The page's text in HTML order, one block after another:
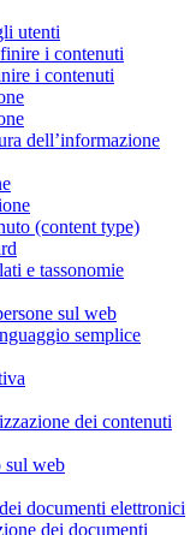
utenti
i contenuti
i contenuti
dell’informazione
(content type)
e tassonomie
sul web
semplice
dei contenuti
sul web
documenti elettronici
dei documenti